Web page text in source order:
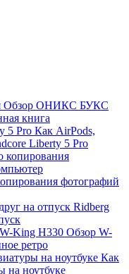
Обзор ОНИКС БУКС
книга
Как AirPods,
Liberty 5 Pro
фотографий
Ridberg
Обзор W-
ретро
Как
на ноутбуке